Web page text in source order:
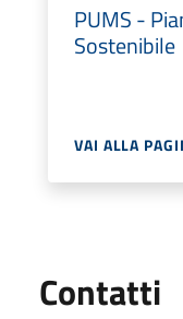
PUMS -
Sostenibile
VAI ALLA
Contatti